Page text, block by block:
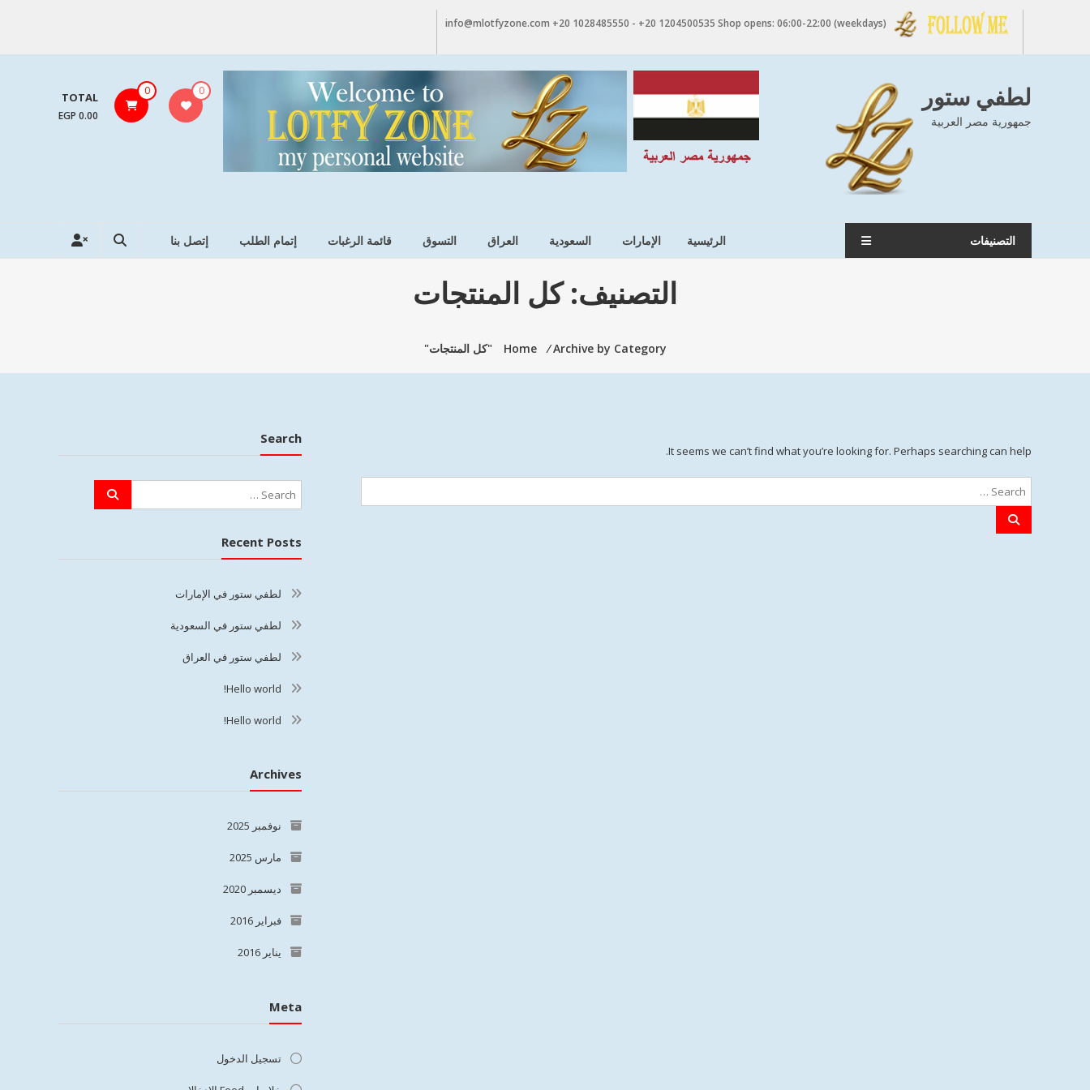
لطفي ستور
جمهورية مصر العربية
0
0
TOTAL
0.00 EGP
التصنيفات الرئيسية الإمارات السعودية العراق التسوق قائمة الرغبات إتمام الطلب إتصل بنا
التصنيف:كل المنتجات
Home ⁄Archive by Category "كل المنتجات"
It seems we can’t find what you’re looking for. Perhaps searching can help.
Search
Recent Posts
لطفي ستور في الإمارات
لطفي ستور في السعودية
لطفي ستور في العراق
Hello world!
Hello world!
Archives
نوفمبر 2025
مارس 2025
ديسمبر 2020
فبراير 2016
يناير 2016
Meta
تسجيل الدخول